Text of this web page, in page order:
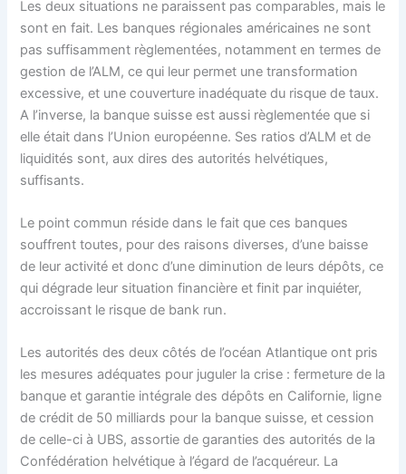
Les deux situations ne paraissent pas comparables, mais le
sont en fait. Les banques régionales américaines ne sont
pas suffisamment règlementées, notamment en termes de
gestion de l’ALM, ce qui leur permet une transformation
excessive, et une couverture inadéquate du risque de taux.
A l’inverse, la banque suisse est aussi règlementée que si
elle était dans l’Union européenne. Ses ratios d’ALM et de
liquidités sont, aux dires des autorités helvétiques,
suffisants.
Le point commun réside dans le fait que ces banques
souffrent toutes, pour des raisons diverses, d’une baisse
de leur activité et donc d’une diminution de leurs dépôts, ce
qui dégrade leur situation financière et finit par inquiéter,
accroissant le risque de bank run.
Les autorités des deux côtés de l’océan Atlantique ont pris
les mesures adéquates pour juguler la crise : fermeture de la
banque et garantie intégrale des dépôts en Californie, ligne
de crédit de 50 milliards pour la banque suisse, et cession
de celle-ci à UBS, assortie de garanties des autorités de la
Confédération helvétique à l’égard de l’acquéreur. La